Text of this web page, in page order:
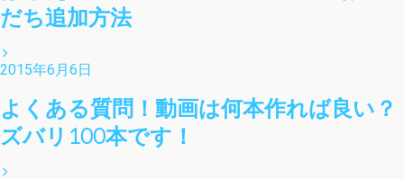
だち追加方法
2015年6月6日
よくある質問！動画は何本作れば良い？
ズバリ100本です！